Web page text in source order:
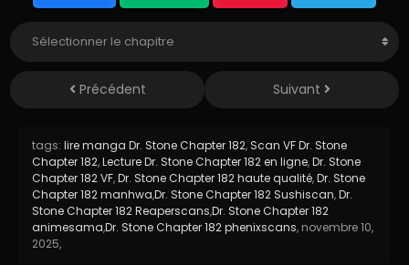
Précédent Suivant
tags: lire manga Dr. Stone Chapter 182, Scan VF Dr. Stone
Chapter 182,Lecture Dr. Stone Chapter 182 en ligne,Dr. Stone
Chapter 182 VF,Dr. Stone Chapter 182 haute qualité,Dr. Stone
Chapter 182 manhwa,Dr. Stone Chapter 182 Sushiscan,Dr.
Stone Chapter 182 Reaperscans,Dr. Stone Chapter 182
animesama,Dr. Stone Chapter 182 phenixscans, novembre 10,
2025,